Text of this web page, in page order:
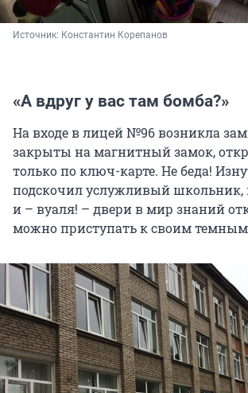
Источник: Константин Корепанов
«А вдруг у вас там бомба?»
На входе в лицей №96 возникла
закрыты на магнитный замок,
только по ключ-карте. Не беда!
подскочил услужливый школьник,
и – вуаля! – двери в мир знаний
можно приступать к своим